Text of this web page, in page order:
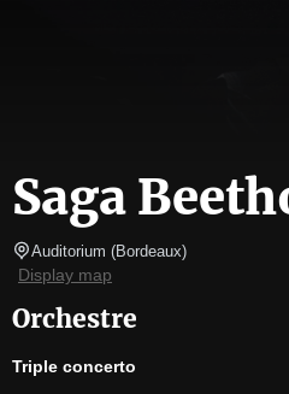
Saga
Auditorium (Bordeaux)
Display map
Orchestre
Triple concerto